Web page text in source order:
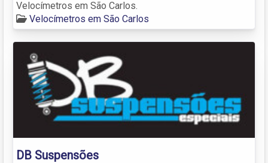
Velocímetros em São Carlos.
Velocímetros em São Carlos
DB Suspensões